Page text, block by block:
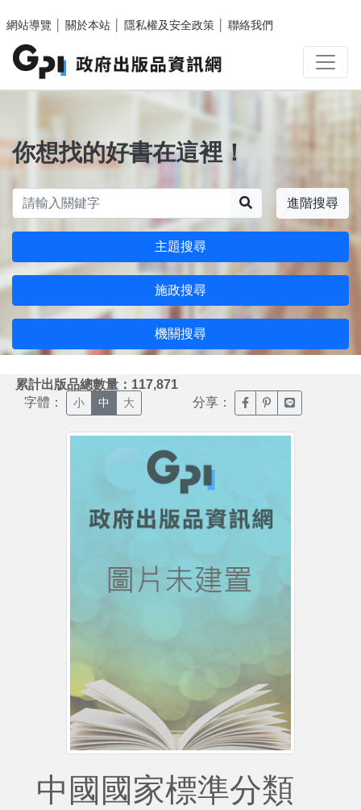
網站導覽
關於本站 隱私權及安全政策 聯絡我們
你想找的好書在這裡！
進階搜尋
主題搜尋
施政搜尋
機關搜尋
累計出版品總數量：117,871
字體： 小 中 大 分享： 臉書分享(另開新視窗)
噗浪分享(另開新
Line分享(另
中國國家標準分類